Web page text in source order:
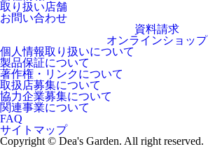
取り扱い店舗
お問い合わせ
資料請求
オンラインショップ
個人情報取り扱いについて
製品保証について
著作権・リンクについて
取扱店募集について
協力企業募集について
関連事業について
FAQ
サイトマップ
Copyright © Dea's Garden. All right reserved.